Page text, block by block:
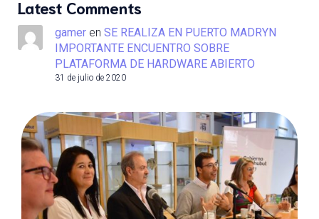
Latest Comments
gamer en SE REALIZA EN PUERTO MADRYN
IMPORTANTE ENCUENTRO SOBRE
PLATAFORMA DE HARDWARE ABIERTO
31 de julio de 2020